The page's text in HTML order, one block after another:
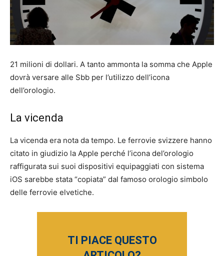
21 milioni di dollari. A tanto ammonta la somma che Apple
dovrà versare alle Sbb per l’utilizzo dell’icona
dell’orologio.
La vicenda
La vicenda era nota da tempo. Le ferrovie svizzere hanno
citato in giudizio la Apple perché l’icona del’orologio
raffigurata sui suoi dispositivi equipaggiati con sistema
iOS sarebbe stata “copiata” dal famoso orologio simbolo
delle ferrovie elvetiche.
TI PIACE QUESTO